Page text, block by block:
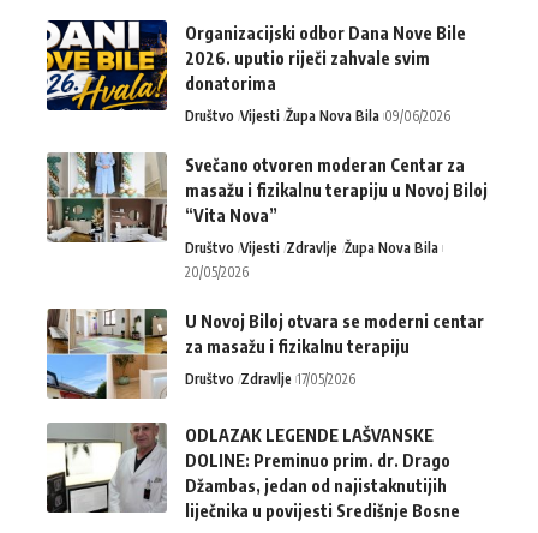
Organizacijski odbor Dana Nove Bile
2026. uputio riječi zahvale svim
donatorima
Društvo Vijesti Župa Nova Bila 09/06/2026
Svečano otvoren moderan Centar za
masažu i fizikalnu terapiju u Novoj Biloj
“Vita Nova”
Društvo Vijesti Zdravlje Župa Nova Bila
20/05/2026
U Novoj Biloj otvara se moderni centar
za masažu i fizikalnu terapiju
Društvo Zdravlje 17/05/2026
ODLAZAK LEGENDE LAŠVANSKE
DOLINE: Preminuo prim. dr. Drago
Džambas, jedan od najistaknutijih
liječnika u povijesti Središnje Bosne